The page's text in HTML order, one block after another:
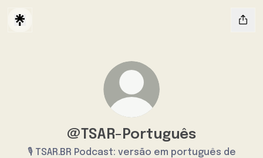
@TSAR-Português
🎙️ TSAR.BR Podcast: versão em português de